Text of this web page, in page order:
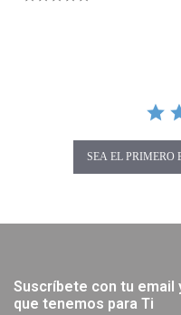
SEA EL PRIMERO
Suscríbete con tu
que tenemos para Ti